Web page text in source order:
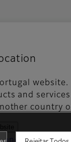
website.
and
country
Móveis